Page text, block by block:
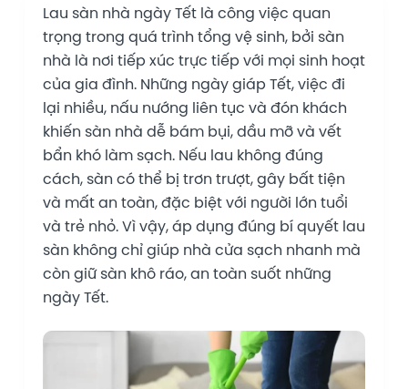
Lau sàn nhà ngày Tết là công việc quan
trọng trong quá trình tổng vệ sinh, bởi sàn
nhà là nơi tiếp xúc trực tiếp với mọi sinh hoạt
của gia đình. Những ngày giáp Tết, việc đi
lại nhiều, nấu nướng liên tục và đón khách
khiến sàn nhà dễ bám bụi, dầu mỡ và vết
bẩn khó làm sạch. Nếu lau không đúng
cách, sàn có thể bị trơn trượt, gây bất tiện
và mất an toàn, đặc biệt với người lớn tuổi
và trẻ nhỏ. Vì vậy, áp dụng đúng bí quyết lau
sàn không chỉ giúp nhà cửa sạch nhanh mà
còn giữ sàn khô ráo, an toàn suốt những
ngày Tết.